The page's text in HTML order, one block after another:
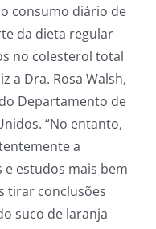
consumo diário de
da dieta regular
no colesterol total
a Dra. Rosa Walsh,
Departamento de
“No entanto,
a
e estudos mais bem
tirar conclusões
suco de laranja